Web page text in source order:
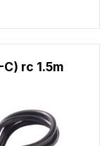
rc 1.5m